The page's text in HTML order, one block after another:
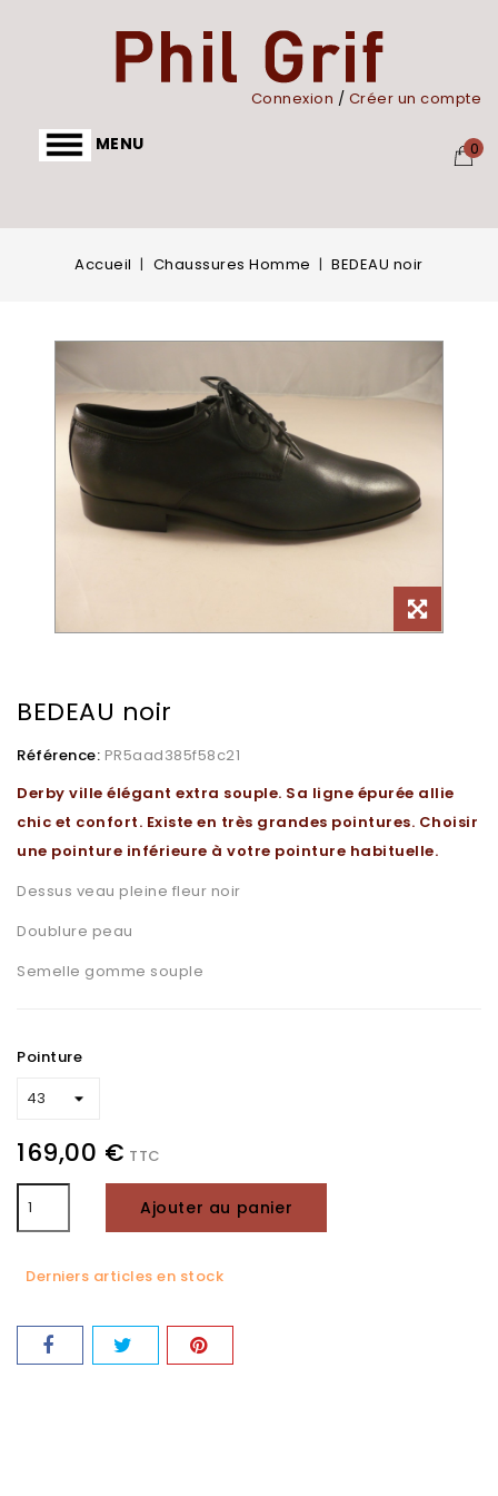
Connexion / Créer un compte
0
MENU
Accueil Chaussures Homme BEDEAU noir
BEDEAU noir
Référence: PR5aad385f58c21
Derby ville élégant extra souple. Sa ligne épurée allie
chic et confort. Existe en très grandes pointures. Choisir
une pointure inférieure à votre pointure habituelle.
Dessus veau pleine fleur noir
Doublure peau
Semelle gomme souple
Pointure
169,00 € TTC
Ajouter au panier
Derniers articles en stock